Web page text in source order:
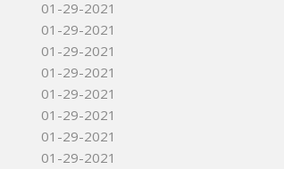
01-29-2021
01-29-2021
01-29-2021
01-29-2021
01-29-2021
01-29-2021
01-29-2021
01-29-2021